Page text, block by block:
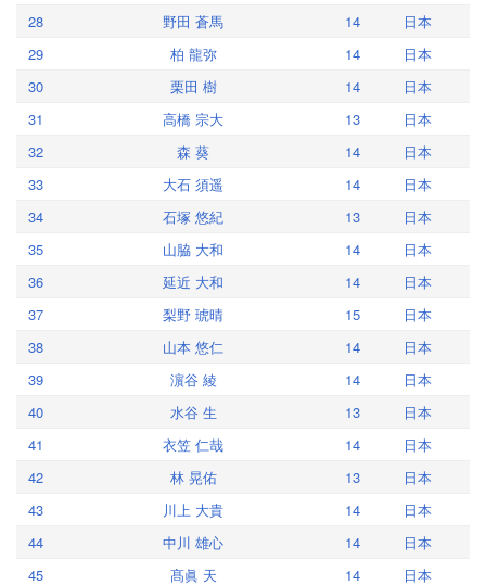
28
野田 蒼馬 14
日本
29
柏 龍弥 14
日本
30
栗田 樹 14
日本
31
高橋 宗大 13
日本
32
森 葵 14
日本
33
大石 須遥 14
日本
34
石塚 悠紀 13
日本
35
山脇 大和 14
日本
36
延近 大和 14
日本
37
梨野 琥晴 15
日本
38
山本 悠仁 14
日本
39
濵谷 綾 14
日本
40
水谷 生 13
日本
41
衣笠 仁哉 14
日本
42
林 晃佑 13
日本
43
川上 大貴 14
日本
44
中川 雄心 14
日本
45
髙眞 天 14 日本